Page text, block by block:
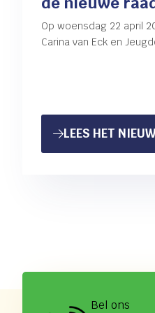
Op woensdag 22 april
Carina van Eck en
LEES HET
Bel ons